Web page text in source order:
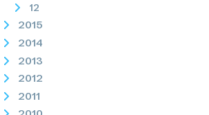
12
2015
2014
2013
2012
2011